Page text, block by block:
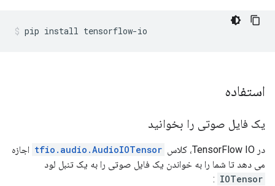
pip install tensorflow-io
استفاده
یک فایل صوتی را بخوانید
در TensorFlow IO، کلاس tfio.audio.AudioIOTensor اجازه
می دهد تا شما را به خواندن یک فایل صوتی را به یک تنبل لود
IOTensor
: